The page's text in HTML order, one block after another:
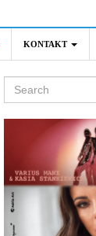
KONTAKT
Search